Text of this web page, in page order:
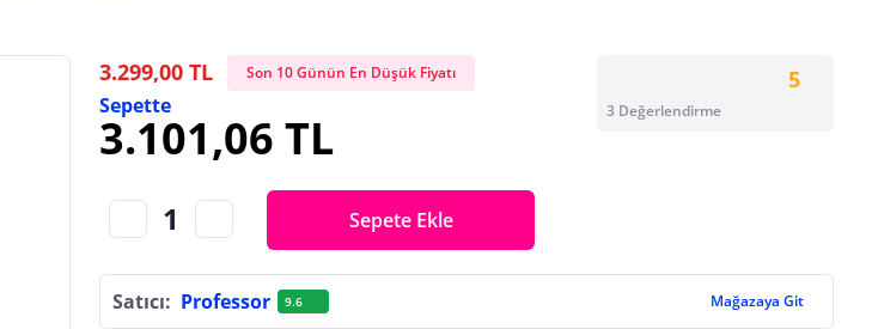
3.299,00 TL Son 10 Günün En Düşük Fiyatı
Sepette
3.101,06 TL
5
3 Değerlendirme
Sepete Ekle
Satıcı: Professor 9.6 Mağazaya Git